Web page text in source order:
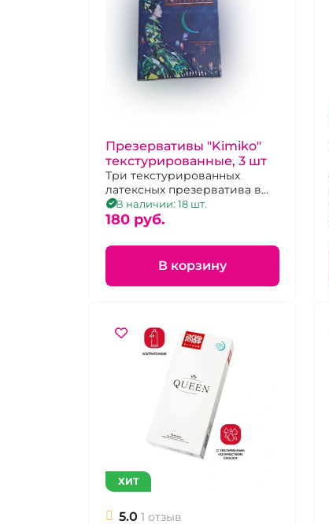
Презервативы "Kimiko"
текстурированные, 3 шт
Три текстурированных
латексных презерватива в
силиконовой смазке с
накопителем
В наличии: 18 шт.
180 pуб.
В корзину
ХИТ
5.0 1 отзыв